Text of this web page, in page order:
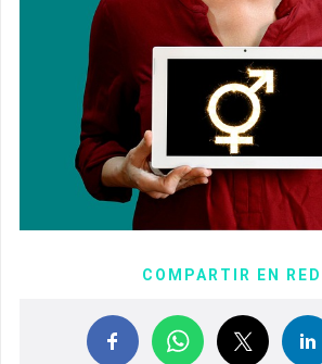
COMPARTIR EN